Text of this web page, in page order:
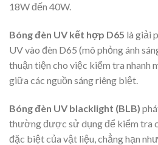
18W đến 40W.
Bóng đèn UV kết hợp D65 là giải
UV vào đèn D65 (mô phỏng ánh
thuận tiện cho việc kiểm tra nhanh
giữa các nguồn sáng riêng biệt.
Bóng đèn UV blacklight (BLB)
thường được sử dụng để kiểm tra
đặc biệt của vật liệu, chẳng hạn